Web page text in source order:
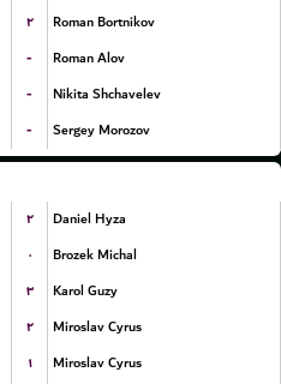
۲
Roman Bortnikov
-
Roman Alov
-
Nikita Shchavelev
- Sergey Morozov
۲
Daniel Hyza
۰
Brozek Michal
۳
Karol Guzy
۲
Miroslav Cyrus
۱
Miroslav Cyrus